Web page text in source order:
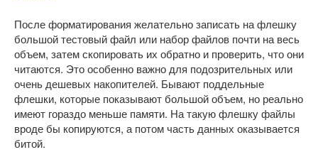
После форматирования желательно записать на флешку
большой тестовый файл или набор файлов почти на весь
объем, затем скопировать их обратно и проверить, что они
читаются. Это особенно важно для подозрительных или
очень дешевых накопителей. Бывают поддельные
флешки, которые показывают большой объем, но реально
имеют гораздо меньше памяти. На такую флешку файлы
вроде бы копируются, а потом часть данных оказывается
битой.